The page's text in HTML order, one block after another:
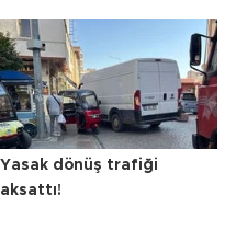
Yasak dönüş trafiği
aksattı!